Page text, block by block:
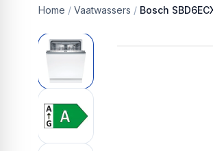
Home / Vaatwassers / Bosch